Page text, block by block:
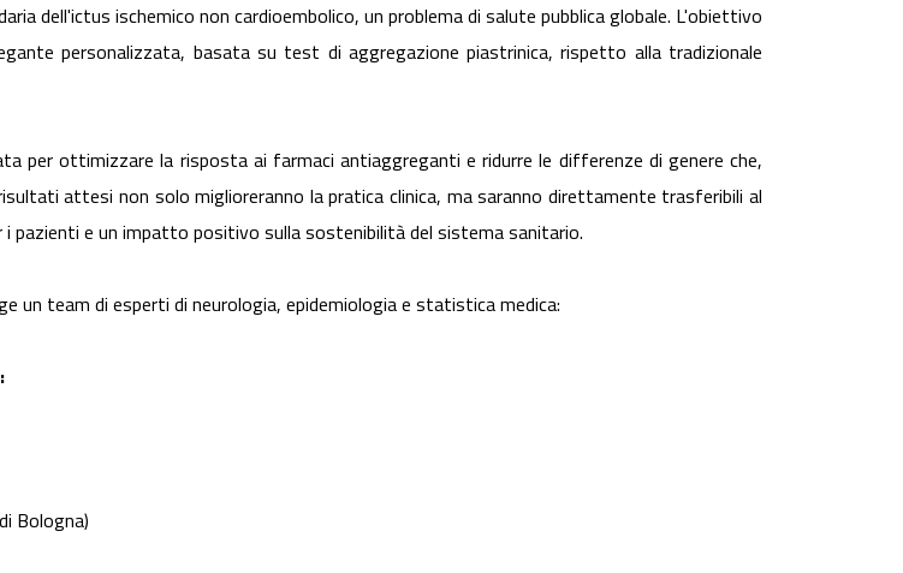
dell'ictus ischemico non cardioembolico, un problema di salute pubblica globale. L'obiettivo
personalizzata, basata su test di aggregazione piastrinica, rispetto alla tradizionale
per ottimizzare la risposta ai farmaci antiaggreganti e ridurre le differenze di genere che,
attesi non solo miglioreranno la pratica clinica, ma saranno direttamente trasferibili al
pazienti e un impatto positivo sulla sostenibilità del sistema sanitario.
un team di esperti di neurologia, epidemiologia e statistica medica:
Bologna)